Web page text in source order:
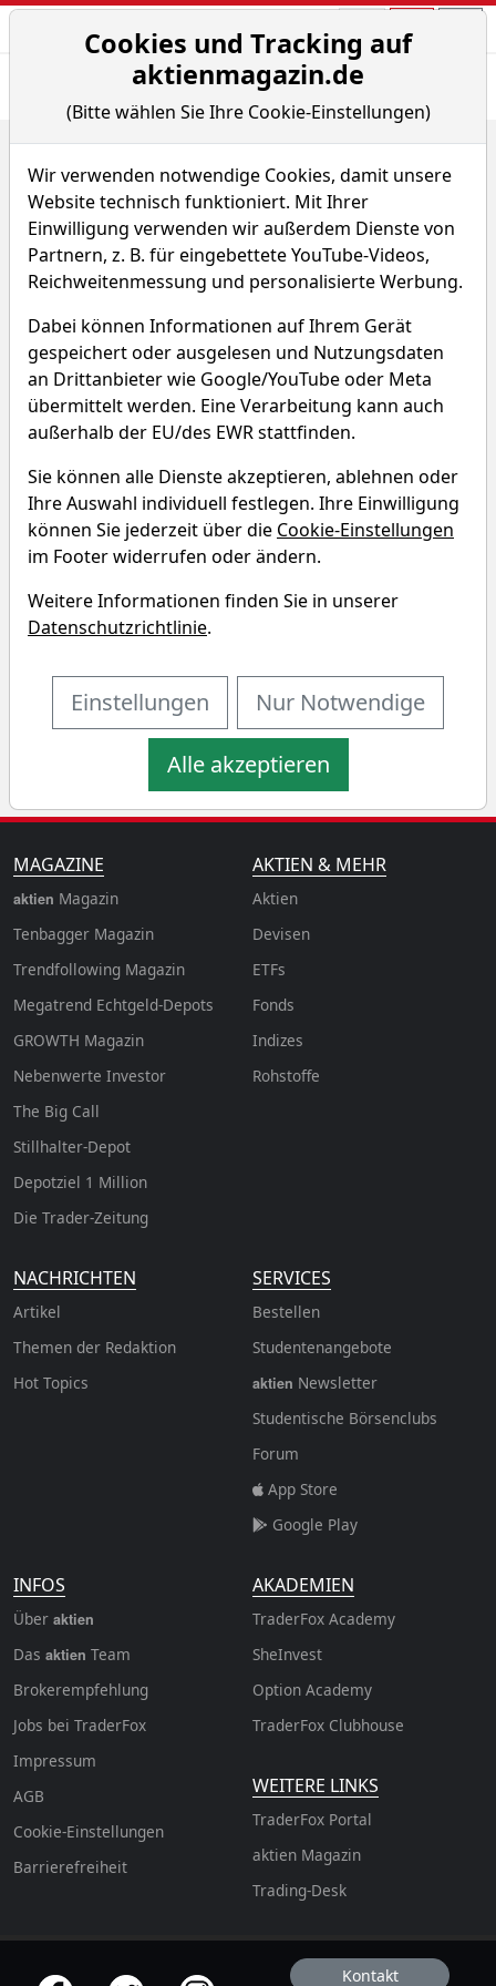
Aktien- und
Home ETFs
ACMBernstein - Global High Yield Portfolio A
Renditedreieck
ACMBernstein - Global High
Yield Portfolio
XAYQ
WKN 987425
ISIN LU0081336892
ACMBernstein - Global High Yield
Portfolio Renditedreieck
Entdecken Sie auf einen Blick die Performance des
ACMBernstein - Global High Yield Portfolio ETF über
MAGAZINE
aktien Magazin
Tenbagger Magazin
Trendfollowing Magazin
Megatrend Echtgeld-Depots
GROWTH Magazin
Nebenwerte Investor
The Big Call
Stillhalter-Depot
Depotziel 1 Million
Die Trader-Zeitung
AKTIEN & MEHR
Aktien
Devisen
ETFs
Fonds
Indizes
Rohstoffe
NACHRICHTEN
Artikel
Themen der Redaktion
Hot Topics
SERVICES
Bestellen
Studentenangebote
aktien Newsletter
Studentische Börsenclubs
Forum
App Store
Google Play
INFOS
Über aktien
Das aktien Team
Brokerempfehlung
Jobs bei TraderFox
Impressum
AGB
Cookie-Einstellungen
Barrierefreiheit
AKADEMIEN
TraderFox Academy
SheInvest
Option Academy
TraderFox Clubhouse
WEITERE LINKS
TraderFox Portal
aktien Magazin
Trading-Desk
offizielle Social Media-Accounts Kontakt
Cookies und Tracking auf
aktienmagazin.de
(Bitte wählen Sie Ihre Cookie-Einstellungen)
Wir verwenden notwendige Cookies, damit unsere
Website technisch funktioniert. Mit Ihrer
Einwilligung verwenden wir außerdem Dienste von
Partnern, z. B. für eingebettete YouTube-Videos,
Reichweitenmessung und personalisierte Werbung.
Dabei können Informationen auf Ihrem Gerät
gespeichert oder ausgelesen und Nutzungsdaten
an Drittanbieter wie Google/YouTube oder Meta
übermittelt werden. Eine Verarbeitung kann auch
außerhalb der EU/des EWR stattfinden.
Sie können alle Dienste akzeptieren, ablehnen oder
Ihre Auswahl individuell festlegen. Ihre Einwilligung
können Sie jederzeit über die Cookie-Einstellungen
im Footer widerrufen oder ändern.
Weitere Informationen finden Sie in unserer
Datenschutzrichtlinie.
Einstellungen Nur Notwendige
Alle akzeptieren